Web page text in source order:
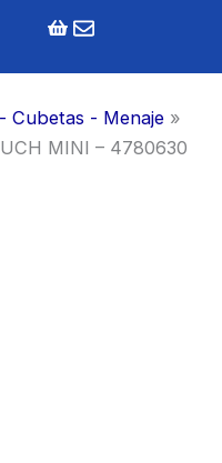
Cubetas - Menaje »
MINI – 4780630